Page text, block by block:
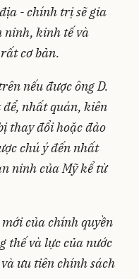
- chính trị sẽ gia
kinh tế và
cơ bản.
nếu được ông D.
nhất quán, kiên
thay đổi hoặc đảo
chú ý đến nhất
ninh của Mỹ kể từ
của chính quyền
thế và lực của nước
ưu tiên chính sách